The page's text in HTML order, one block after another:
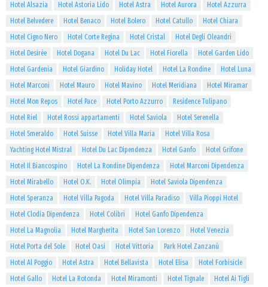
Hotel Alsazia
Hotel Astoria Lido Hotel Astra Hotel Aurora
Hotel Azzurra
Hotel Belvedere
Hotel Benaco Hotel Bolero Hotel Catullo
Hotel Chiara
Hotel Cigno Nero
Hotel Corte Regina Hotel Cristal
Hotel Degli Oleandri
Hotel Desirèe
Hotel Dogana Hotel Du Lac Hotel Fiorella
Hotel Garden Lido
Hotel Gardenia
Hotel Giardino Holiday Hotel Hotel La Rondine
Hotel Luna
Hotel Marconi
Hotel Mauro Hotel Mavino Hotel Meridiana
Hotel Miramar
Hotel Mon Repos
Hotel Pace Hotel Porto Azzurro
Residence Tulipano
Hotel Riel
Hotel Rossi appartamenti Hotel Saviola
Hotel Serenella
Hotel Smeraldo
Hotel Suisse Hotel Villa Maria
Hotel Villa Rosa
Yachting Hotel Mistral
Hotel Du Lac Dipendenza Hotel Ganfo
Hotel Grifone
Hotel Il Biancospino
Hotel La Rondine Dipendenza
Hotel Marconi Dipendenza
Hotel Mirabello
Hotel O.K. Hotel Olimpia
Hotel Saviola Dipendenza
Hotel Speranza
Hotel Villa Pagoda Hotel Villa Paradiso
Villa Pioppi Hotel
Hotel Clodia Dipendenza
Hotel Colibrì
Hotel Ganfo Dipendenza
Hotel La Magnolia
Hotel Margherita Hotel San Lorenzo
Hotel Venezia
Hotel Porta del Sole
Hotel Oasi Hotel Vittoria
Park Hotel Zanzanù
Hotel Al Poggio
Hotel Astra Hotel Bellavista Hotel Elisa
Hotel Forbisicle
Hotel Gallo
Hotel La Rotonda Hotel Miramonti Hotel Tignale
Hotel Ai Tigli